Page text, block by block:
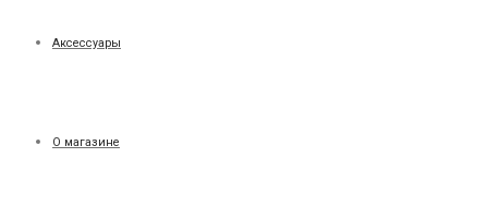
Аксессуары
О магазине